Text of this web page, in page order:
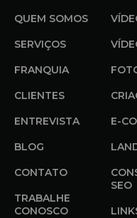
QUEM SOMOS
SERVIÇOS
FRANQUIA
CLIENTES
ENTREVISTA
BLOG
CONTATO
TRABALHE
CONOSCO
E-
SEO